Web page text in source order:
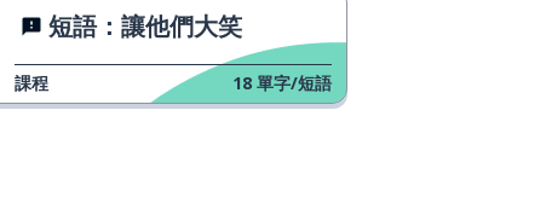
短語：讓他們大笑
課程 18 單字/短語